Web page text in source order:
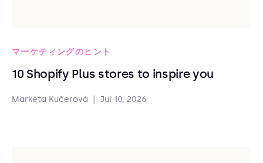
マーケティングのヒント
10 Shopify Plus stores to inspire you
Markéta Kučerová Jul 10, 2026